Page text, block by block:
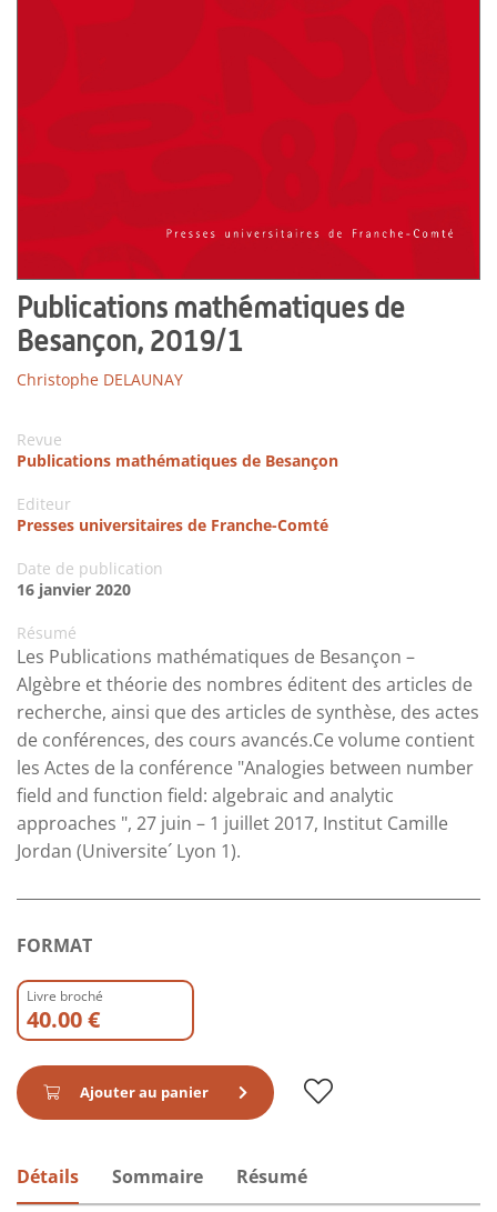
Publications mathématiques de
Besançon, 2019/1
Christophe DELAUNAY
Revue
Publications mathématiques de Besançon
Editeur
Presses universitaires de Franche-Comté
Date de publication
16 janvier 2020
Résumé
Les Publications mathématiques de Besançon –
Algèbre et théorie des nombres éditent des articles de
recherche, ainsi que des articles de synthèse, des actes
de conférences, des cours avancés.Ce volume contient
les Actes de la conférence "Analogies between number
field and function field: algebraic and analytic
approaches ", 27 juin – 1 juillet 2017, Institut Camille
Jordan (Universite´ Lyon 1).
FORMAT
Livre broché
40.00 €
Ajouter au panier
Détails Sommaire Résumé